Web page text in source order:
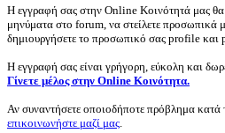
Η εγγραφή σας στην Online Κοινότητά μας θα
μηνύματα στο forum, να στείλετε προσωπικά
δημιουργήσετε το προσωπικό σας profile
Η εγγραφή σας είναι γρήγορη, εύκολη και
Γίνετε μέλος στην Online Κοινότητα.
Αν συναντήσετε οποιοδήποτε πρόβλημα
επικοινωνήστε μαζί μας.